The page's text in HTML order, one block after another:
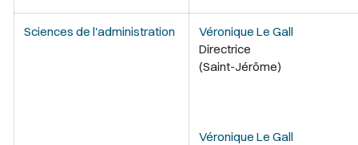
Sciences de l'administration
Véronique Le Gall
Directrice
(Saint-Jérôme)
Véronique Le Gall